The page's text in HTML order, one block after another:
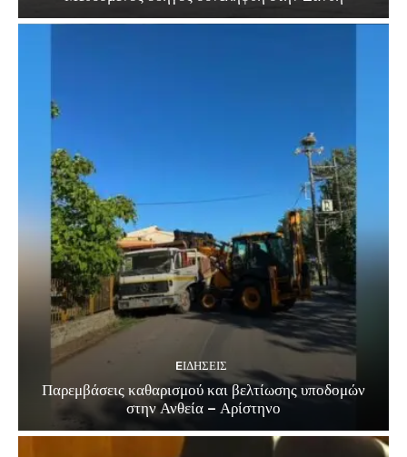
EΙΔΗΣΕΙΣ
Παρεμβάσεις καθαρισμού και βελτίωσης υποδομών
στην Ανθεία – Αρίστηνο